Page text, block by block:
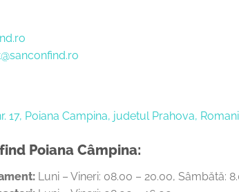
17, Poiana Campina, judetul Prahova,
Poiana Câmpina:
Luni – Vineri: 08.00 – 20.00, Sâmbătă: